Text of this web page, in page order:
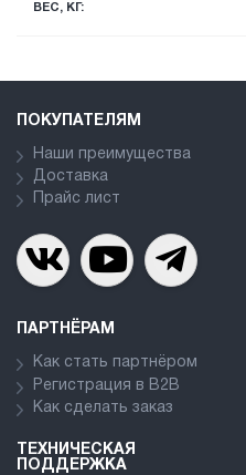
ВЕС, КГ:
ПОКУПАТЕЛЯМ
Наши преимущества
Доставка
Прайс лист
ПАРТНЁРАМ
Как стать партнёром
Регистрация в В2В
Как сделать заказ
ТЕХНИЧЕСКАЯ
ПОДДЕРЖКА